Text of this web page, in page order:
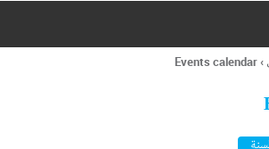
›
Events calendar